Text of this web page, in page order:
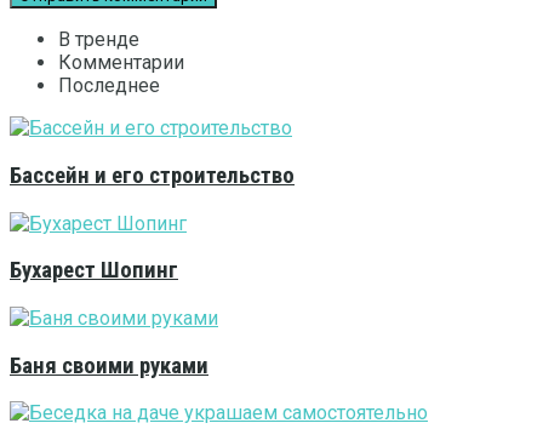
В тренде
Комментарии
Последнее
Бассейн и его строительство
Бухарест Шопинг
Баня своими руками